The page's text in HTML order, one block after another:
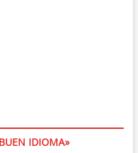
IDIOMA»